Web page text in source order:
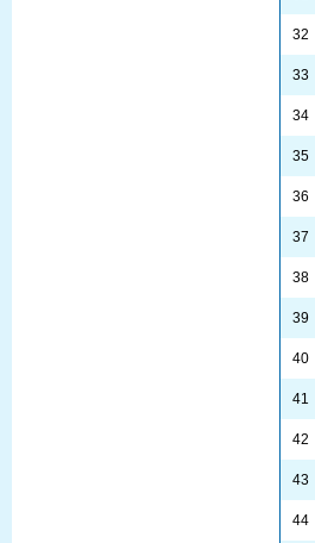
32
33
34
35
36
37
38
39
40
41
42
43
44